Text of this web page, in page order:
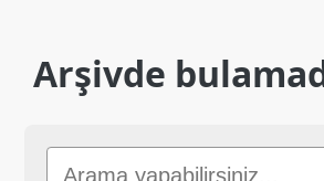
Arşivde
Sitede